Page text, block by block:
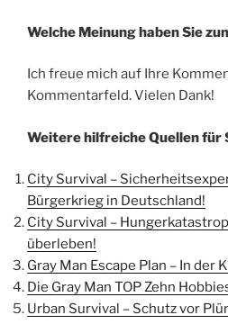
Welche Meinung haben Sie
Ich freue mich auf Ihre
Kommentarfeld. Vielen Dank!
Weitere hilfreiche Quellen für
City Survival –
Bürgerkrieg in Deutschland!
City Survival –
überleben!
Gray Man Escape Plan – In der
Die Gray Man TOP Zehn
Urban Survival – Schutz vor